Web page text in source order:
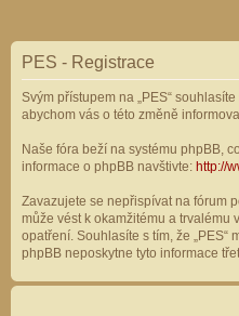
PES - Registrace
Svým přístupem na „PES“
abychom vás o této změně
Naše fóra beží na systému phpBB,
informace o phpBB navštivte: http://
Zavazujete se nepřispívat na fórum
může vést k okamžitému a
opatření. Souhlasíte s tím, že
phpBB neposkytne tyto informace